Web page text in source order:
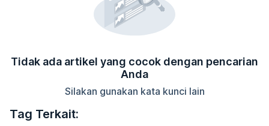
Tag Terkait:
Tidak ada artikel yang cocok dengan pencarian
Anda
Silakan gunakan kata kunci lain